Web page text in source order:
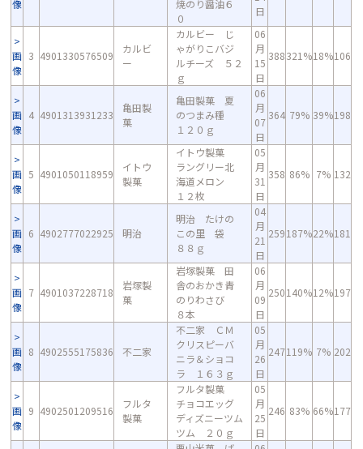
像
焼のり醤油６
０
日
画
像
3 4901330576509
カルビ
ー
カルビー じ
ゃがりこバジ
ルチーズ ５２
ｇ
06
月
15
日
388321%18%106
画
像
4 4901313931233
亀田製
菓
亀田製菓 夏
のつまみ種
１２０ｇ
06
月
07
日
364 79% 39%198
画
像
5 4901050118959
イトウ
製菓
イトウ製菓
ラングリー北
海道メロン
１２枚
05
月
31
日
358 86% 7% 132
画
像
6 4902777022925 明治
明治 たけの
この里 袋
８８ｇ
04
月
21
日
259187%22%181
画
像
7 4901037228718
岩塚製
菓
岩塚製菓 田
舎のおかき青
のりわさび
８本
06
月
09
日
250140%12%197
画
像
8 4902555175836 不二家
不二家 ＣＭ
クリスピーバ
ニラ＆ショコ
ラ １６３ｇ
05
月
26
日
247119% 7% 202
画
像
9 4902501209516
フルタ
製菓
フルタ製菓
チョコエッグ
ディズニーツム
ツム ２０ｇ
05
月
25
日
246 83% 66%177